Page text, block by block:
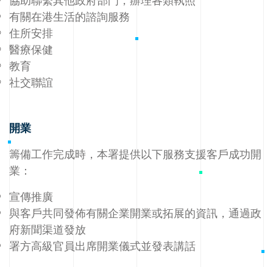
有關在港生活的諮詢服務
住所安排
醫療保健
教育
社交聯誼
開業
籌備工作完成時，本署提供以下服務支援客戶成功開
業：
宣傳推廣
與客戶共同發佈有關企業開業或拓展的資訊，通過政
府新聞渠道發放
署方高級官員出席開業儀式並發表講話